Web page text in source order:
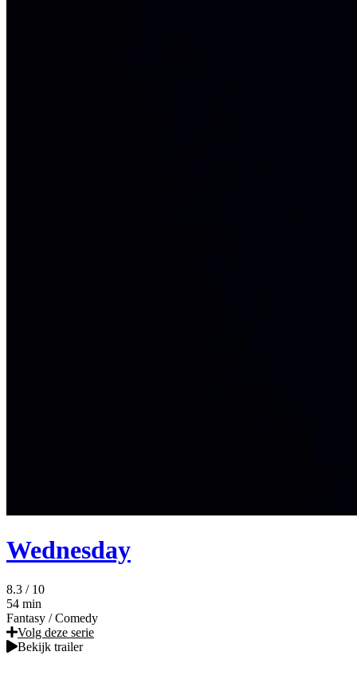
Wednesday
8.3 / 10
54 min
Fantasy / Comedy
Volg deze serie
Bekijk trailer